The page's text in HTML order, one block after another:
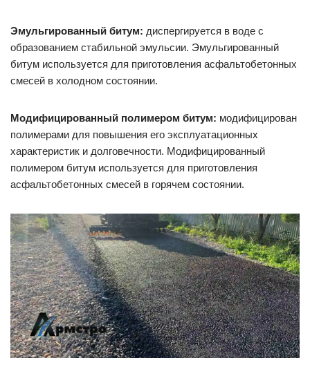
Эмульгированный битум: диспергируется в воде с
образованием стабильной эмульсии. Эмульгированный
битум используется для приготовления асфальтобетонных
смесей в холодном состоянии.
Модифицированный полимером битум: модифицирован
полимерами для повышения его эксплуатационных
характеристик и долговечности. Модифицированный
полимером битум используется для приготовления
асфальтобетонных смесей в горячем состоянии.